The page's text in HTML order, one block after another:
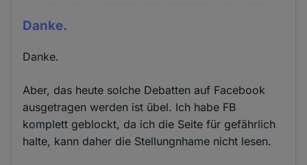
Danke.
Danke.
Aber, das heute solche Debatten auf Facebook
ausgetragen werden ist übel. Ich habe FB
komplett geblockt, da ich die Seite für gefährlich
halte, kann daher die Stellungnhame nicht lesen.